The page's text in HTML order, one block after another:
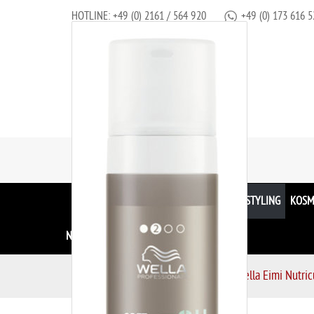
HOTLINE: +49 (0) 2161 / 564 920 +49 (0) 173 616
HAARSTYLING
NAHRUNGSERGÄNZUNG
Haarstyling Locken Wella Eimi